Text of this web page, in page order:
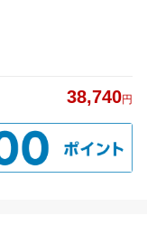
38,740円